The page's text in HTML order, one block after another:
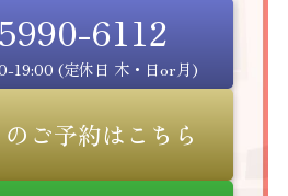
6112
19:00 (定休日 木・日or月)
ご予約はこちら